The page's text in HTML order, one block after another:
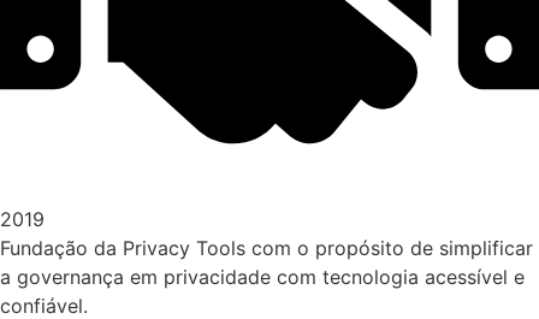
2019
Fundação da Privacy Tools com o propósito de simplificar
a governança em privacidade com tecnologia acessível e
confiável.